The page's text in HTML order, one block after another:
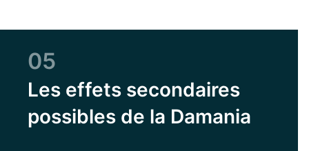
05
Les effets secondaires
possibles de la Damania